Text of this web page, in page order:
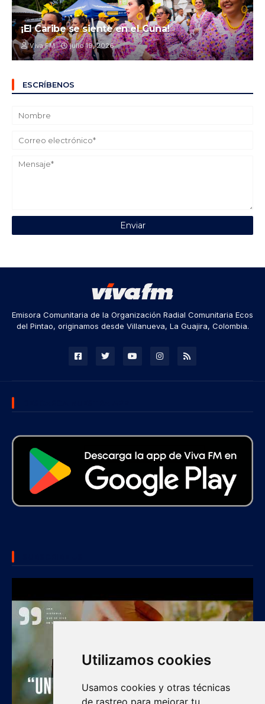
Utilizamos cookies
Usamos cookies y otras técnicas
de rastreo para mejorar tu
¡El Caribe se siente en el Cuna!
Viva FM julio 19, 2026
ESCRÍBENOS
Emisora Comunitaria de la Organización Radial Comunitaria Ecos
del Pintao, originamos desde Villanueva, La Guajira, Colombia.